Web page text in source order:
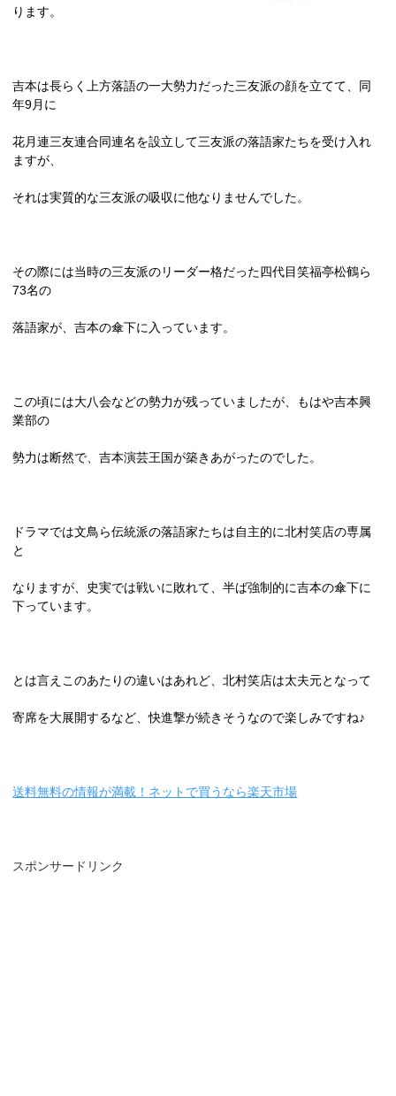
ります。
吉本は長らく上方落語の一大勢力だった三友派の顔を立てて、同
年9月に
花月連三友連合同連名を設立して三友派の落語家たちを受け入れ
ますが、
それは実質的な三友派の吸収に他なりませんでした。
その際には当時の三友派のリーダー格だった四代目笑福亭松鶴ら
73名の
落語家が、吉本の傘下に入っています。
この頃には大八会などの勢力が残っていましたが、もはや吉本興
業部の
勢力は断然で、吉本演芸王国が築きあがったのでした。
ドラマでは文鳥ら伝統派の落語家たちは自主的に北村笑店の専属
と
なりますが、史実では戦いに敗れて、半ば強制的に吉本の傘下に
下っています。
とは言えこのあたりの違いはあれど、北村笑店は太夫元となって
寄席を大展開するなど、快進撃が続きそうなので楽しみですね♪
送料無料の情報が満載！ネットで買うなら楽天市場
スポンサードリンク